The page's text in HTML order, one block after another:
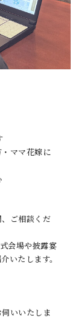
ママ花嫁に
ご相談くだ
会場や披露宴
いたします。
いいたしま